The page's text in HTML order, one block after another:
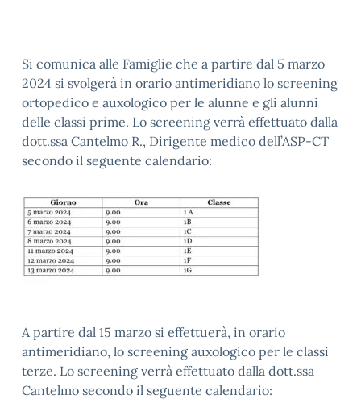
Si comunica alle Famiglie che a partire dal 5 marzo
2024 si svolgerà in orario antimeridiano lo screening
ortopedico e auxologico per le alunne e gli alunni
delle classi prime. Lo screening verrà effettuato dalla
dott.ssa Cantelmo R., Dirigente medico dell’ASP-CT
secondo il seguente calendario:
A partire dal 15 marzo si effettuerà, in orario
antimeridiano, lo screening auxologico per le classi
terze. Lo screening verrà effettuato dalla dott.ssa
Cantelmo secondo il seguente calendario: